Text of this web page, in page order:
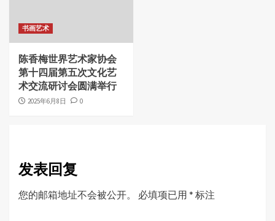
书画艺术
陈香梅世界艺术家协会
第十四届第五次文化艺
术交流研讨会圆满举行
2025年6月8日 0
发表回复
您的邮箱地址不会被公开。 必填项已用 * 标注